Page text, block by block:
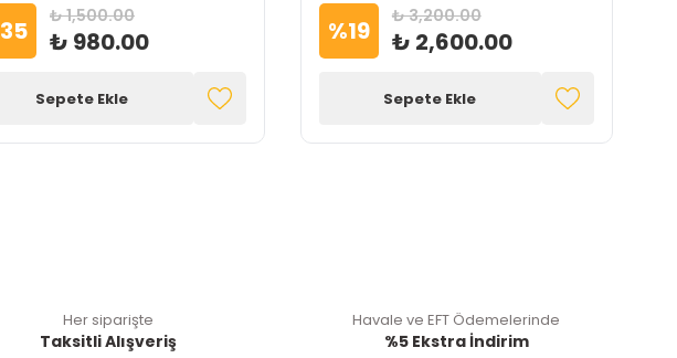
35 ₺ 1,500.00
₺ 980.00
Sepete Ekle
%19 ₺ 3,200.00
₺ 2,600.00
Sepete Ekle
Her siparişte
Taksitli Alışveriş
Havale ve EFT Ödemelerinde
%5 Ekstra İndirim